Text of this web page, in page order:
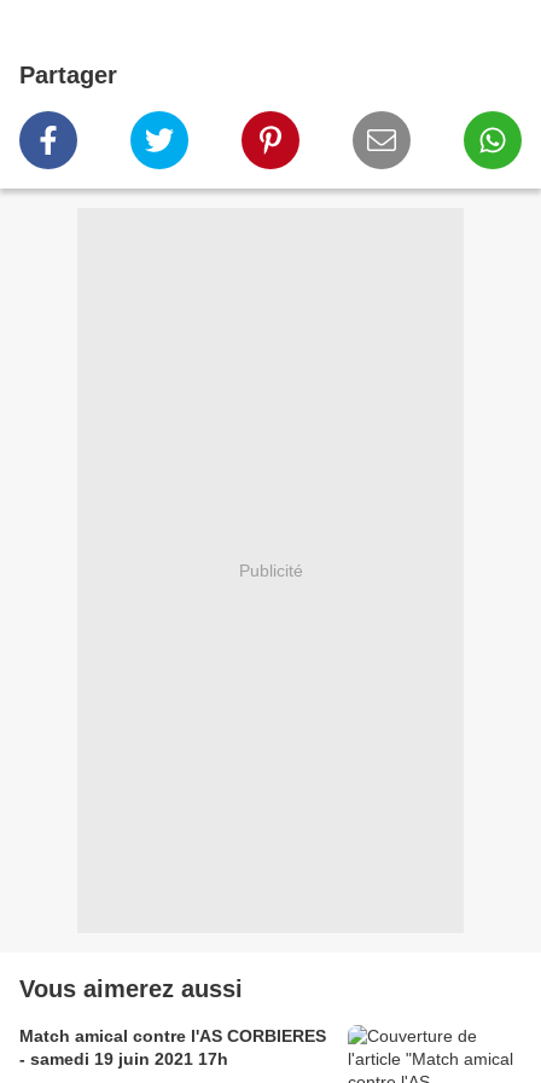
Partager
Publicité
Vous aimerez aussi
Match amical contre l'AS CORBIERES
- samedi 19 juin 2021 17h